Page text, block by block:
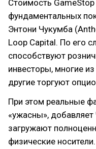
Стоимость
фундаментальных
Энтони Чукумба
Loop Capital. По его
способствуют
инвесторы, многие
другие торгуют
При этом реальные
«ужасны»,
загружают
физические